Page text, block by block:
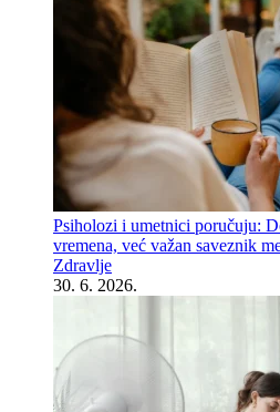
Psiholozi i umetnici poručuju:
vremena, već važan saveznik
Zdravlje
30. 6. 2026.